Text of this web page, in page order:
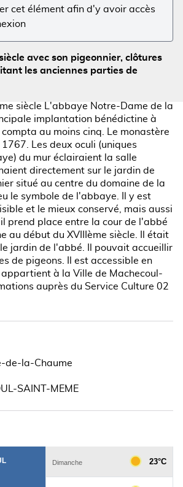
Voir l'image en plein écran
cet élément afin d'y avoir accès
avec son pigeonnier, clôtures
les anciennes parties de
siècle L'abbaye Notre-Dame de la
implantation bénédictine à
compta au moins cinq. Le monastère
Les deux oculi (uniques
du mur éclairaient la salle
directement sur le jardin de
situé au centre du domaine de la
le symbole de l'abbaye. Il y est
et le mieux conservé, mais aussi
prend place entre la cour de l'abbé
au début du XVIIIème siècle. Il était
jardin de l'abbé. Il pouvait accueillir
de pigeons. Il est accessible en
à la Ville de Machecoul-
auprès du Service Culture 02
de-la-Chaume
SAINT-MEME